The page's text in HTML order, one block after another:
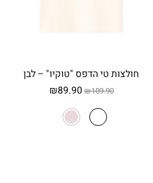
חולצות טי הדפס "טוקיו" – לבן
₪109.90
המחיר
היה:
₪89.90